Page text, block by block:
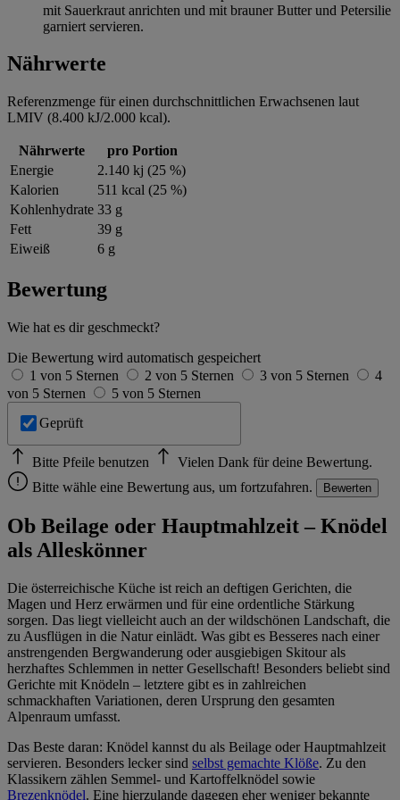
mit Sauerkraut anrichten und mit brauner Butter und Petersilie
garniert servieren.
Nährwerte
Referenzmenge für einen durchschnittlichen Erwachsenen laut
LMIV (8.400 kJ/2.000 kcal).
Nährwerte
pro Portion
Energie
2.140 kj (25 %)
Kalorien
511 kcal (25 %)
Kohlenhydrate 33 g
Fett
39 g
Eiweiß
6 g
Bewertung
Wie hat es dir geschmeckt?
Die Bewertung wird automatisch gespeichert
1 von 5 Sternen
2 von 5 Sternen 3 von 5 Sternen
4
von 5 Sternen
5 von 5 Sternen
Geprüft
Bitte Pfeile benutzen
Vielen Dank für deine Bewertung.
Bitte wähle eine Bewertung aus, um fortzufahren.
Bewerten
Ob Beilage oder Hauptmahlzeit – Knödel
als Alleskönner
Die österreichische Küche ist reich an deftigen Gerichten, die
Magen und Herz erwärmen und für eine ordentliche Stärkung
sorgen. Das liegt vielleicht auch an der wildschönen Landschaft, die
zu Ausflügen in die Natur einlädt. Was gibt es Besseres nach einer
anstrengenden Bergwanderung oder ausgiebigen Skitour als
herzhaftes Schlemmen in netter Gesellschaft! Besonders beliebt sind
Gerichte mit Knödeln – letztere gibt es in zahlreichen
schmackhaften Variationen, deren Ursprung den gesamten
Alpenraum umfasst.
Das Beste daran: Knödel kannst du als Beilage oder Hauptmahlzeit
servieren. Besonders lecker sind selbst gemachte Klöße. Zu den
Klassikern zählen Semmel- und Kartoffelknödel sowie
Brezenknödel. Eine hierzulande dagegen eher weniger bekannte